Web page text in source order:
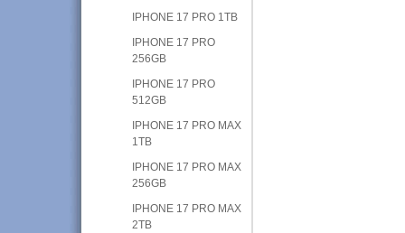
IPHONE 17 PRO 1TB
IPHONE 17 PRO
256GB
IPHONE 17 PRO
512GB
IPHONE 17 PRO MAX
1TB
IPHONE 17 PRO MAX
256GB
IPHONE 17 PRO MAX
2TB